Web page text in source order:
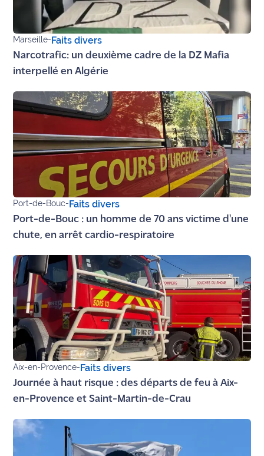
Marseille-Faits divers
Narcotrafic: un deuxième cadre de la DZ Mafia
interpellé en Algérie
Port-de-Bouc-Faits divers
Port-de-Bouc : un homme de 70 ans victime d'une
chute, en arrêt cardio-respiratoire
Aix-en-Provence-Faits divers
Journée à haut risque : des départs de feu à Aix-
en-Provence et Saint-Martin-de-Crau